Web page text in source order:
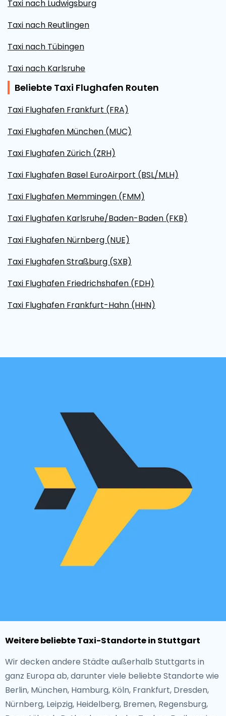
Taxi nach Ludwigsburg
Taxi nach Reutlingen
Taxi nach Tübingen
Taxi nach Karlsruhe
Beliebte Taxi Flughafen Routen
Taxi Flughafen Frankfurt (FRA)
Taxi Flughafen München (MUC)
Taxi Flughafen Zürich (ZRH)
Taxi Flughafen Basel EuroAirport (BSL/MLH)
Taxi Flughafen Memmingen (FMM)
Taxi Flughafen Karlsruhe/Baden-Baden (FKB)
Taxi Flughafen Nürnberg (NUE)
Taxi Flughafen Straßburg (SXB)
Taxi Flughafen Friedrichshafen (FDH)
Taxi Flughafen Frankfurt-Hahn (HHN)
Weitere beliebte Taxi-Standorte in Stuttgart
Wir decken andere Städte außerhalb Stuttgarts in
ganz Europa ab, darunter viele beliebte Standorte wie
Berlin, München, Hamburg, Köln, Frankfurt, Dresden,
Nürnberg, Leipzig, Heidelberg, Bremen, Regensburg,